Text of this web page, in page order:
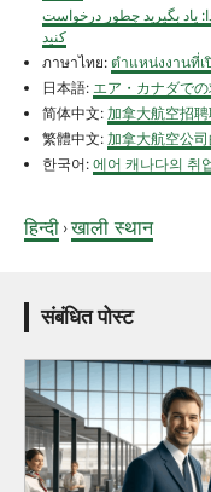
یاد بگیرید چطور درخواست
کنید
ภาษาไทย: ตำแหน่งงานที่เ
日本語: エア・カナダで
简体中文: 加拿大航空招
繁體中文: 加拿大航空公
한국어: 에어 캐나다의 취
हिन्दी ›खाली स्थान
संबंधित पोस्ट